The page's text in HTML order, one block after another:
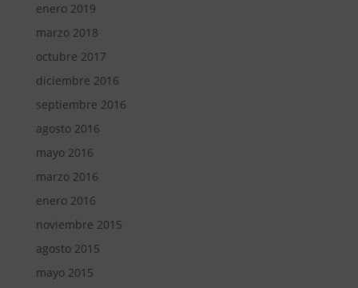
enero 2019
marzo 2018
octubre 2017
diciembre 2016
septiembre 2016
agosto 2016
mayo 2016
marzo 2016
enero 2016
noviembre 2015
agosto 2015
mayo 2015